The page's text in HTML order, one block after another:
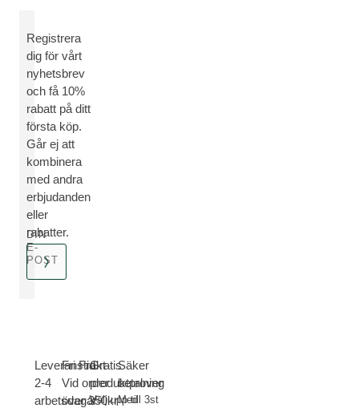
Registrera
dig för vårt
nyhetsbrev
och få 10%
rabatt på ditt
första köp.
Går ej att
kombinera
med andra
erbjudanden
eller
rabatter.
DIN
E-
POST
Leveranstid
2-4
arbetsdagar
Fri Frakt-
Vid order
över 350kr
Gratis
produktprover
Välj upp till 3st
Säker
betalning
Med